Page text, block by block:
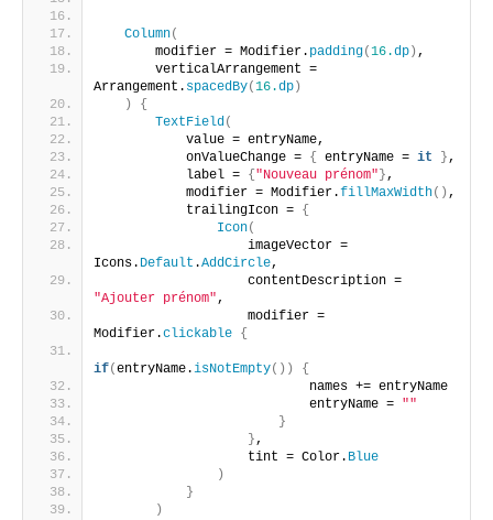
Column(
       modifier = Modifier.
padding(16.dp ) ,
       verticalArrangement =
Arrangement. spacedBy(16.dp )
)
{
TextField(
           value = entryName,
           onValueChange =
{ entryName = it },
           label =
{ "Nouveau prénom" },
           modifier = Modifier.
fillMaxWidth() ,
           trailingIcon =
{
Icon(
                   imageVector =
Icons. Default .AddCircle,
"Ajouter prénom",
                   modifier =
Modifier.clickable {
if(entryName.isNotEmpty())
{
                           names += entryName
                           entryName =
""
}
},
                   tint = Color.
Blue
)
}
)